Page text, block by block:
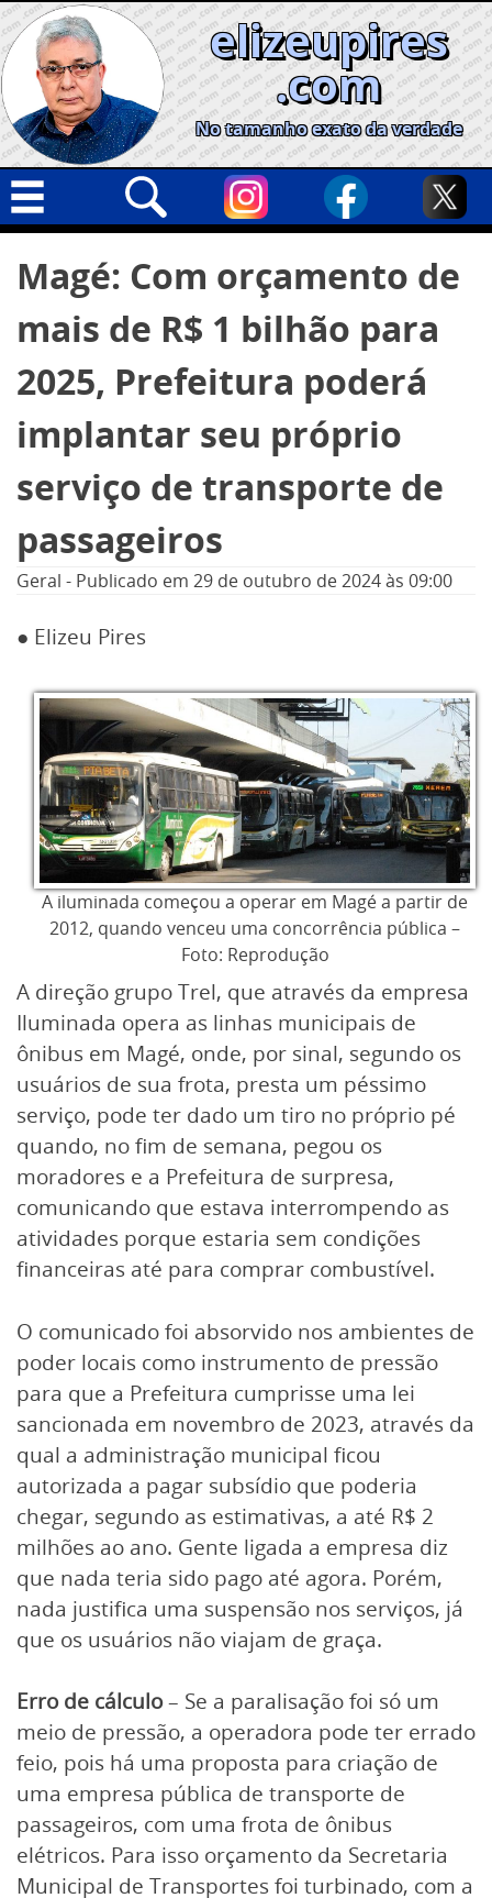
Skip
to
content
elizeupires
.com
No tamanho exato da verdade
Geral
Cidades
Política
Opinião
Informe especial
por:
Magé: Com orçamento de
mais de R$ 1 bilhão para
2025, Prefeitura poderá
implantar seu próprio
serviço de transporte de
passageiros
Geral - Publicado em 29 de outubro de 2024às 09:00
● Elizeu Pires
A iluminada começou a operar em Magé a partir de
2012, quando venceu uma concorrência pública –
Foto: Reprodução
A direção grupo Trel, que através da empresa
Iluminada opera as linhas municipais de
ônibus em Magé, onde, por sinal, segundo os
usuários de sua frota, presta um péssimo
serviço, pode ter dado um tiro no próprio pé
quando, no fim de semana, pegou os
moradores e a Prefeitura de surpresa,
comunicando que estava interrompendo as
atividades porque estaria sem condições
financeiras até para comprar combustível.
O comunicado foi absorvido nos ambientes de
poder locais como instrumento de pressão
para que a Prefeitura cumprisse uma lei
sancionada em novembro de 2023, através da
qual a administração municipal ficou
autorizada a pagar subsídio que poderia
chegar, segundo as estimativas, a até R$ 2
milhões ao ano. Gente ligada a empresa diz
que nada teria sido pago até agora. Porém,
nada justifica uma suspensão nos serviços, já
que os usuários não viajam de graça.
Erro de cálculo– Se a paralisação foi só um
meio de pressão, a operadora pode ter errado
feio, pois há uma proposta para criação de
uma empresa pública de transporte de
passageiros, com uma frota de ônibus
elétricos. Para isso orçamento da Secretaria
Municipal de Transportes foi turbinado, com a